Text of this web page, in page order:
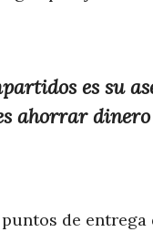
es su
ahorrar
de entrega